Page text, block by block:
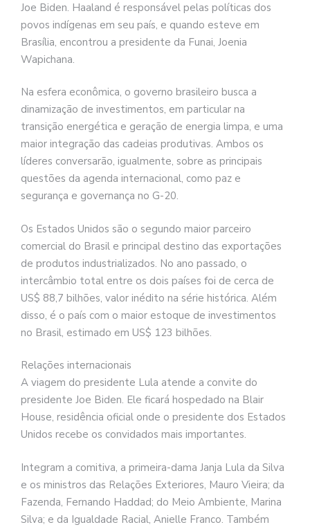
Joe Biden. Haaland é responsável pelas políticas dos
povos indígenas em seu país, e quando esteve em
Brasília, encontrou a presidente da Funai, Joenia
Wapichana.
Na esfera econômica, o governo brasileiro busca a
dinamização de investimentos, em particular na
transição energética e geração de energia limpa, e uma
maior integração das cadeias produtivas. Ambos os
líderes conversarão, igualmente, sobre as principais
questões da agenda internacional, como paz e
segurança e governança no G-20.
Os Estados Unidos são o segundo maior parceiro
comercial do Brasil e principal destino das exportações
de produtos industrializados. No ano passado, o
intercâmbio total entre os dois países foi de cerca de
US$ 88,7 bilhões, valor inédito na série histórica. Além
disso, é o país com o maior estoque de investimentos
no Brasil, estimado em US$ 123 bilhões.
Relações internacionais
A viagem do presidente Lula atende a convite do
presidente Joe Biden. Ele ficará hospedado na Blair
House, residência oficial onde o presidente dos Estados
Unidos recebe os convidados mais importantes.
Integram a comitiva, a primeira-dama Janja Lula da Silva
e os ministros das Relações Exteriores, Mauro Vieira; da
Fazenda, Fernando Haddad; do Meio Ambiente, Marina
Silva; e da Igualdade Racial, Anielle Franco. Também